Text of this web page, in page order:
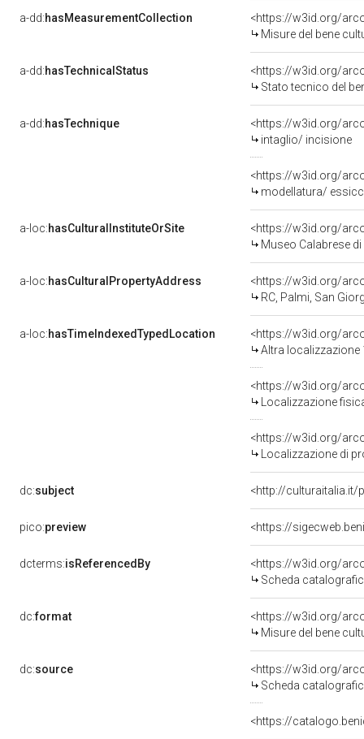
a-dd:hasMeasurementCollection
<https://w3id.org/
Misure del bene
a-dd:hasTechnicalStatus
<https://w3id.org/
Stato tecnico del
a-dd:hasTechnique
<https://w3id.org/
intaglio/ incisione
<https://w3id.org/
modellatura/
a-loc:hasCulturalInstituteOrSite
<https://w3id.org/
Museo Calabrese
a-loc:hasCulturalPropertyAddress
<https://w3id.org/
RC, Palmi, San
a-loc:hasTimeIndexedTypedLocation
<https://w3id.org/
Altra localizzazione
<https://w3id.org/
Localizzazione
<https://w3id.org/
Localizzazione di
dc:subject <http://culturaitalia.it/
pico:preview <https://
dcterms:isReferencedBy
<https://w3id.org/
Scheda
dc:format
<https://w3id.org/
Misure del bene
dc:source
<https://w3id.org/
Scheda
<https://